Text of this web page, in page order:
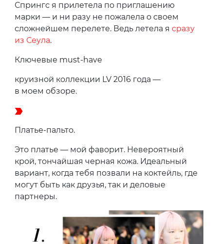
Спрингс я прилетела по приглашению
марки — и ни разу не пожалела о своем
сложнейшем перелете. Ведь летела я сразу
из Сеула.
Ключевые must-have
круизной коллекции LV 2016 года —
в моем обзоре.
Платье-пальто.
Это платье — мой фаворит. Невероятный
крой, тончайшая черная кожа. Идеальный
вариант, когда тебя позвали на коктейль, где
могут быть как друзья, так и деловые
партнеры.